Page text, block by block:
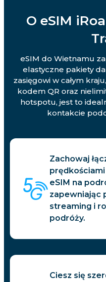
O eSIM
eSIM do Wietnamu
elastyczne pakiety
zasięgowi w całym
kodem QR oraz
hotspotu, jest to
kontakcie
Zachowaj
eSIM na
zapewniając
streaming i
podróży.
Ciesz się